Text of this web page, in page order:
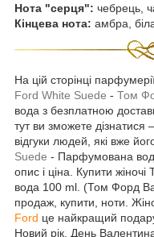
Нота "серця": чебрець,
Кінцева нота: амбра,
На цій сторінці
Ford White Suede - Том
вода з безплатною
тут ви зможете
відгуки людей, які вже
Suede - Парфумована
опис і ціна. Купити
вода 100 ml. (Том Форд
продаж, купити, ноти.
Ford це найкращий
Новий рік, День